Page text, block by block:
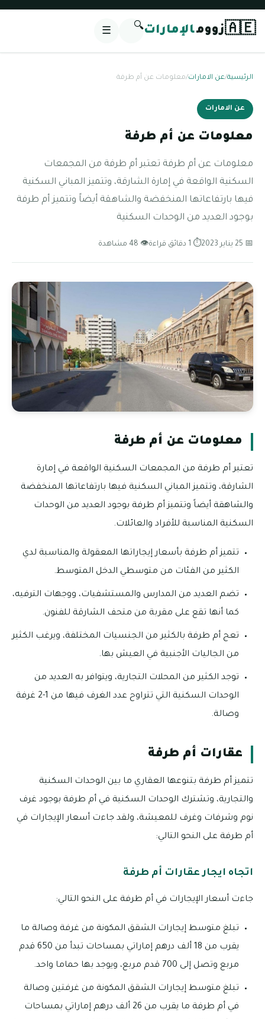
🇦🇪زوومالإمارات🔍
☰
الرئيسية/عن الامارات/معلومات عن أم طرفة
عن الامارات
معلومات عن أم طرفة
معلومات عن أم طرفة تعتبر أم طرفة من المجمعات
السكنية الواقعة في إمارة الشارقة، وتتميز المباني السكنية
فيها بارتفاعاتها المنخفضة والشاهقة أيضاً وتتميز أم طرفة
بوجود العديد من الوحدات السكنية
📅 25 يناير 2023 ⏱ 1 دقائق قراءة 👁 48 مشاهدة
معلومات عن أم طرفة
تعتبر أم طرفة من المجمعات السكنية الواقعة في إمارة
الشارقة، وتتميز المباني السكنية فيها بارتفاعاتها المنخفضة
والشاهقة أيضاً وتتميز أم طرفة بوجود العديد من الوحدات
السكنية المناسبة للأفراد والعائلات.
تتميز أم طرفة بأسعار إيجاراتها المعقولة والمناسبة لدي
الكثير من الفئات من متوسطي الدخل المتوسط.
تضم العديد من المدارس والمستشفيات، ووجهات الترفيه،
كما أنها تقع على مقربة من متحف الشارقة للفنون.
تعج أم طرفة بالكثير من الجنسيات المختلفة، ويرغب الكثير
من الجاليات الأجنبية في العيش بها.
توجد الكثير من المحلات التجارية، ويتوافر به العديد من
الوحدات السكنية التي تتراوح عدد الغرف فيها من 1-2 غرفة
وصالة.
عقارات أم طرفة
تتميز أم طرفة بتنوعها العقاري ما بين الوحدات السكنية
والتجارية، وتشترك الوحدات السكنية في أم طرفة بوجود غرف
نوم وشرفات وغرف للمعيشة، ولقد جاءت أسعار الإيجارات في
أم طرفة على النحو التالي:
اتجاه ايجار عقارات أم طرفة
جاءت أسعار الإيجارات في أم طرفة على النحو التالي:
تبلغ متوسط إيجارات الشقق المكونة من غرفة وصالة ما
يقرب من 18 ألف درهم إماراتي بمساحات تبدأ من 650 قدم
مربع وتصل إلى 700 قدم مربع، ويوجد بها حماما واحد.
تبلغ متوسط إيجارات الشقق المكونة من غرفتين وصالة
في أم طرفة ما يقرب من 26 ألف درهم إماراتي بمساحات